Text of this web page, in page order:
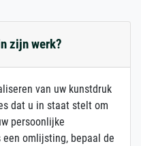
zijn werk?
van uw kunstdruk
dat u in staat stelt om
persoonlijke
omlijsting, bepaal de